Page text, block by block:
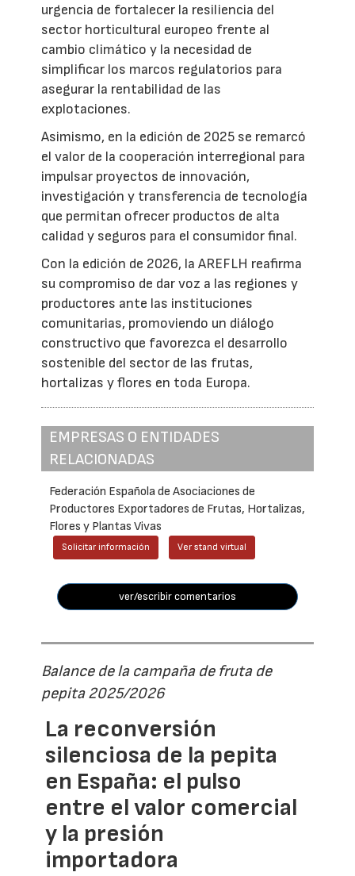
urgencia de fortalecer la resiliencia del
sector horticultural europeo frente al
cambio climático y la necesidad de
simplificar los marcos regulatorios para
asegurar la rentabilidad de las
explotaciones.
Asimismo, en la edición de 2025 se remarcó
el valor de la cooperación interregional para
impulsar proyectos de innovación,
investigación y transferencia de tecnología
que permitan ofrecer productos de alta
calidad y seguros para el consumidor final.
Con la edición de 2026, la AREFLH reafirma
su compromiso de dar voz a las regiones y
productores ante las instituciones
comunitarias, promoviendo un diálogo
constructivo que favorezca el desarrollo
sostenible del sector de las frutas,
hortalizas y flores en toda Europa.
EMPRESAS O ENTIDADES
RELACIONADAS
Federación Española de Asociaciones de
Productores Exportadores de Frutas, Hortalizas,
Flores y Plantas Vivas
Solicitar información Ver stand virtual
ver/escribir comentarios
Balance de la campaña de fruta de
pepita 2025/2026
La reconversión
silenciosa de la pepita
en España: el pulso
entre el valor comercial
y la presión
importadora